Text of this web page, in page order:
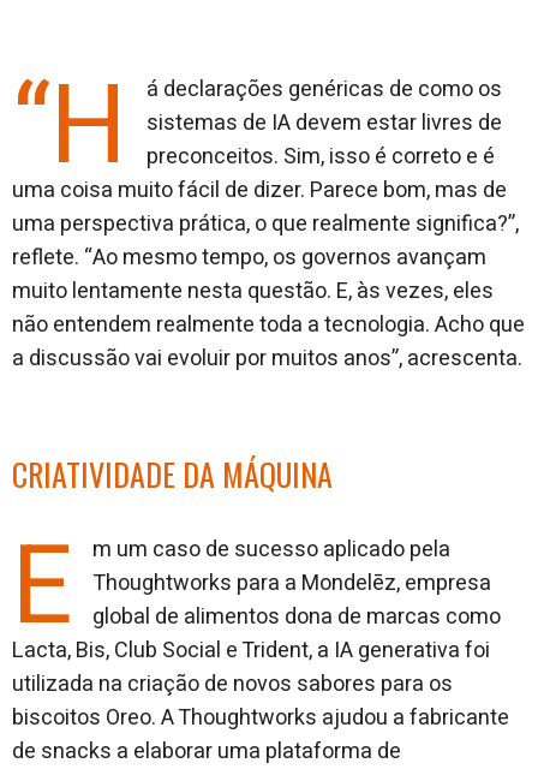
“H
á declarações genéricas de como os
sistemas de IA devem estar livres de
preconceitos. Sim, isso é correto e é
uma coisa muito fácil de dizer. Parece bom, mas de
uma perspectiva prática, o que realmente significa?”,
reflete. “Ao mesmo tempo, os governos avançam
muito lentamente nesta questão. E, às vezes, eles
não entendem realmente toda a tecnologia. Acho que
a discussão vai evoluir por muitos anos”, acrescenta.
CRIATIVIDADE DA MÁQUINA
E
m um caso de sucesso aplicado pela
Thoughtworks para a Mondelēz, empresa
global de alimentos dona de marcas como
Lacta, Bis, Club Social e Trident, a IA generativa foi
utilizada na criação de novos sabores para os
biscoitos Oreo. A Thoughtworks ajudou a fabricante
de snacks a elaborar uma plataforma de